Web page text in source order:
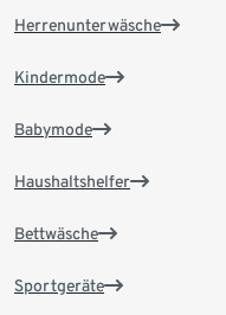
Herrenunterwäsche
Kindermode
Babymode
Haushaltshelfer
Bettwäsche
Sportgeräte